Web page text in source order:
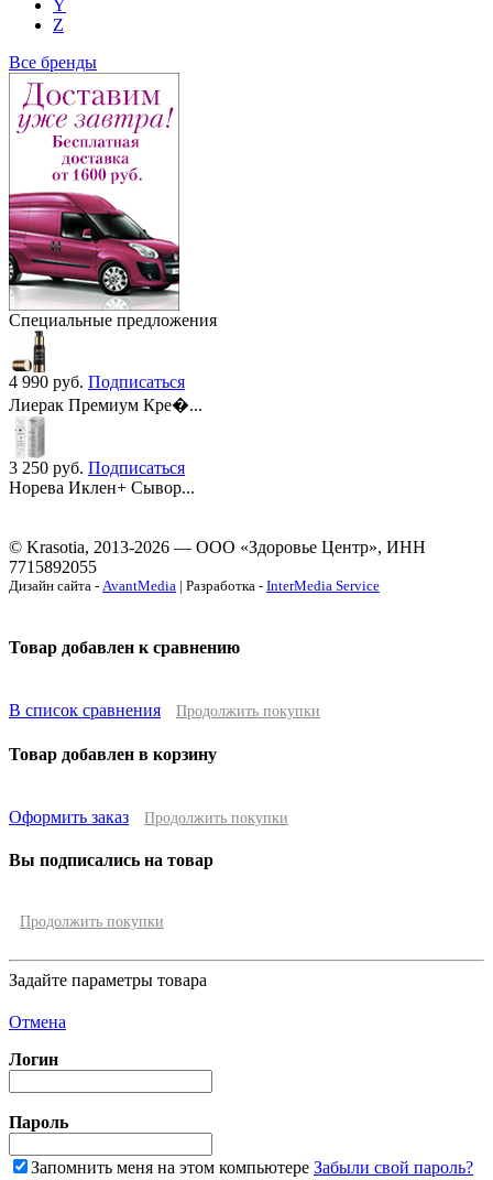
Y
Z
Все бренды
Специальные предложения
4 990 руб. Подписаться
Лиерак Премиум Кре�...
3 250 руб. Подписаться
Норева Иклен+ Сывор...
© Krasotia, 2013-2026 — ООО «Здоровье Центр», ИНН
7715892055
Дизайн сайта - AvantMedia | Разработка - InterMedia Service
Товар добавлен к сравнению
В список сравнения Продолжить покупки
Товар добавлен в корзину
Оформить заказ Продолжить покупки
Вы подписались на товар
Продолжить покупки
Задайте параметры товара
Отмена
Логин
Пароль
Запомнить меня на этом компьютере Забыли свой пароль?